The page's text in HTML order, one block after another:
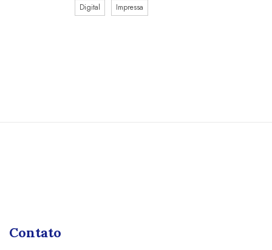
Digital Impressa
Contato